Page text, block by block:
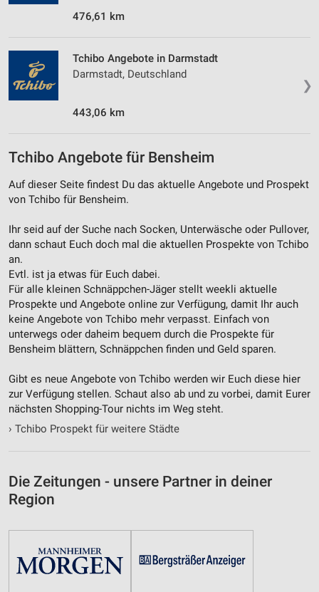
476,61 km
❯
Tchibo Angebote in Darmstadt
Darmstadt, Deutschland
443,06 km
Tchibo Angebote für Bensheim
Auf dieser Seite findest Du das aktuelle Angebote und Prospekt
von Tchibo für Bensheim.
Ihr seid auf der Suche nach Socken, Unterwäsche oder Pullover,
dann schaut Euch doch mal die aktuellen Prospekte von Tchibo
an.
Evtl. ist ja etwas für Euch dabei.
Für alle kleinen Schnäppchen-Jäger stellt weekli aktuelle
Prospekte und Angebote online zur Verfügung, damit Ihr auch
keine Angebote von Tchibo mehr verpasst. Einfach von
unterwegs oder daheim bequem durch die Prospekte für
Bensheim blättern, Schnäppchen finden und Geld sparen.
Gibt es neue Angebote von Tchibo werden wir Euch diese hier
zur Verfügung stellen. Schaut also ab und zu vorbei, damit Eurer
nächsten Shopping-Tour nichts im Weg steht.
› Tchibo Prospekt für weitere Städte
Die Zeitungen - unsere Partner in deiner
Region